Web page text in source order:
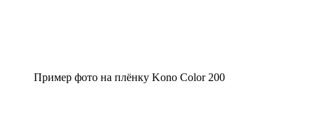
Пример фото на плёнку Kono Color 200